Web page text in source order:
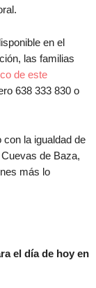
en el
las familias
de este
638 333 830 o
la igualdad de
de Baza,
más lo
el día de hoy en